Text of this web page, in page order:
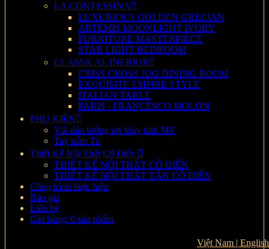
LA CONTESSINA
LUXURIOUS GOLDEN GRECIAN
ARTEMIS MOONLIGHT IVORY
FURNITURE MASTERPIECE
STAR LIGHT BEDROOM
CLASSICAL INERIOR
CRISS CROSS JUG DINING ROOM
EXQUISITE EMPIRE STYLE
ITALIAN TABLE
PARIS - FRANCESCO MOLON
PHỤ KIỆN
Vải dán tường sợi thủy tinh MV
Tay nắm Tủ
Thiết Kế Nội Thất Cổ Điển
THIẾT KẾ NỘI THẤT CỔ ĐIỂN
THIẾT KẾ NỘI THẤT TÂN CỔ ĐIỂN
Công trình thực hiện
Báo giá
Liên hệ
Giỏ hàng: 0 sản phẩm
Việt Nam | English